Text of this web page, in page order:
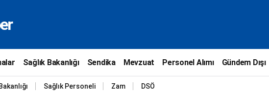
Sağlık Bakanlığı Sendika Mevzuat Personel Alımı Gündem Dışı
Sağlık Personeli Zam DSÖ